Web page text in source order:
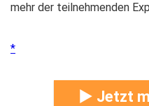
mehr der teilnehmenden
► Jetzt